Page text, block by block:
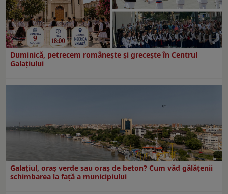
Duminică, petrecem româneşte şi greceşte în Centrul
Galaţiului
Galațiul, oraș verde sau oraș de beton? Cum văd gălățenii
schimbarea la față a municipiului